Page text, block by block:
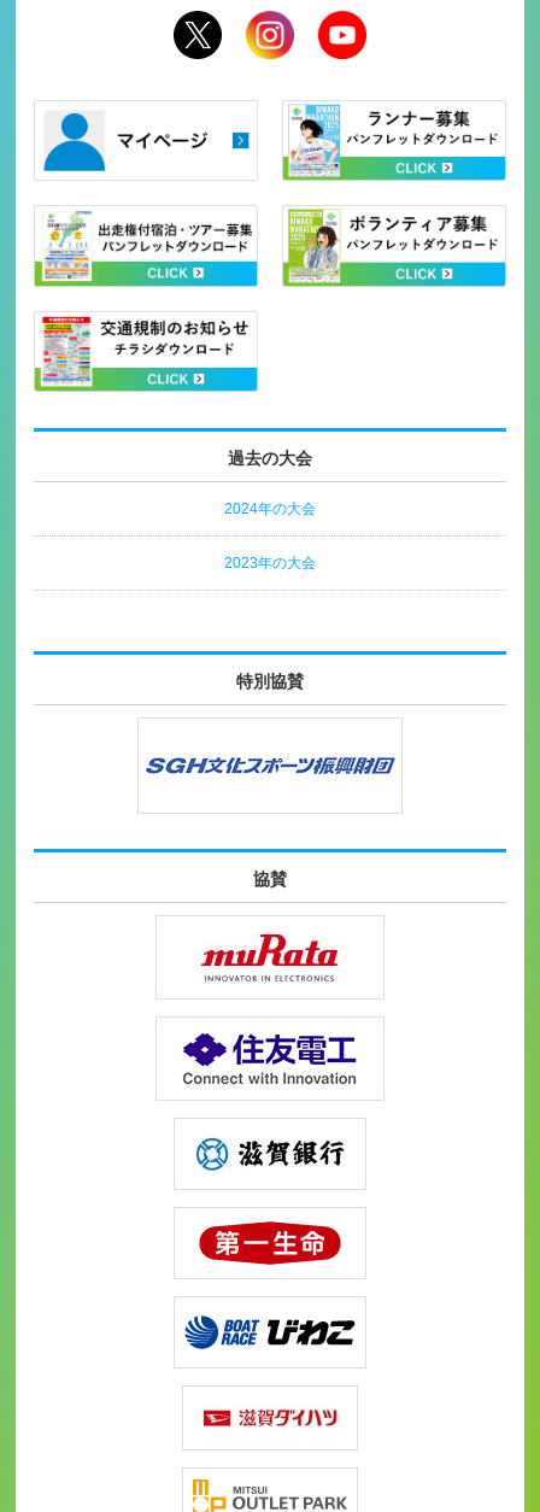
過去の大会
2024年の大会
2023年の大会
特別協賛
協賛